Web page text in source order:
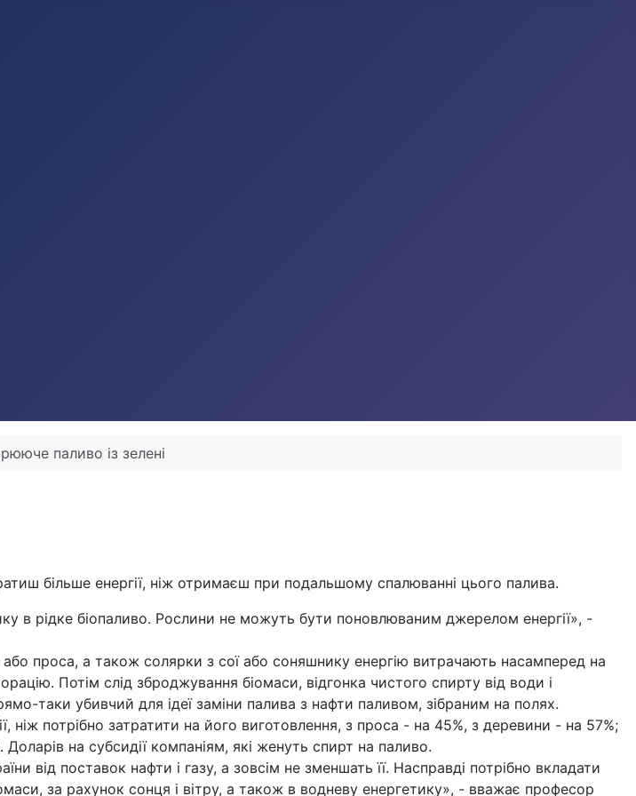
паливо із зелені
більше енергії, ніж отримаєш при подальшому спалюванні цього палива.
в рідке біопаливо. Рослини не можуть бути поновлюваним джерелом енергії», -
проса, а також солярки з сої або соняшнику енергію витрачають насамперед на
Потім слід зброджування біомаси, відгонка чистого спирту від води і
таки убивчий для ідеї заміни палива з нафти паливом, зібраним на полях.
потрібно затратити на його виготовлення, з проса - на 45%, з деревини - на 57%;
на субсидії компаніям, які женуть спирт на паливо.
від поставок нафти і газу, а зовсім не зменшать її. Насправді потрібно вкладати
за рахунок сонця і вітру, а також в водневу енергетику», - вважає професор